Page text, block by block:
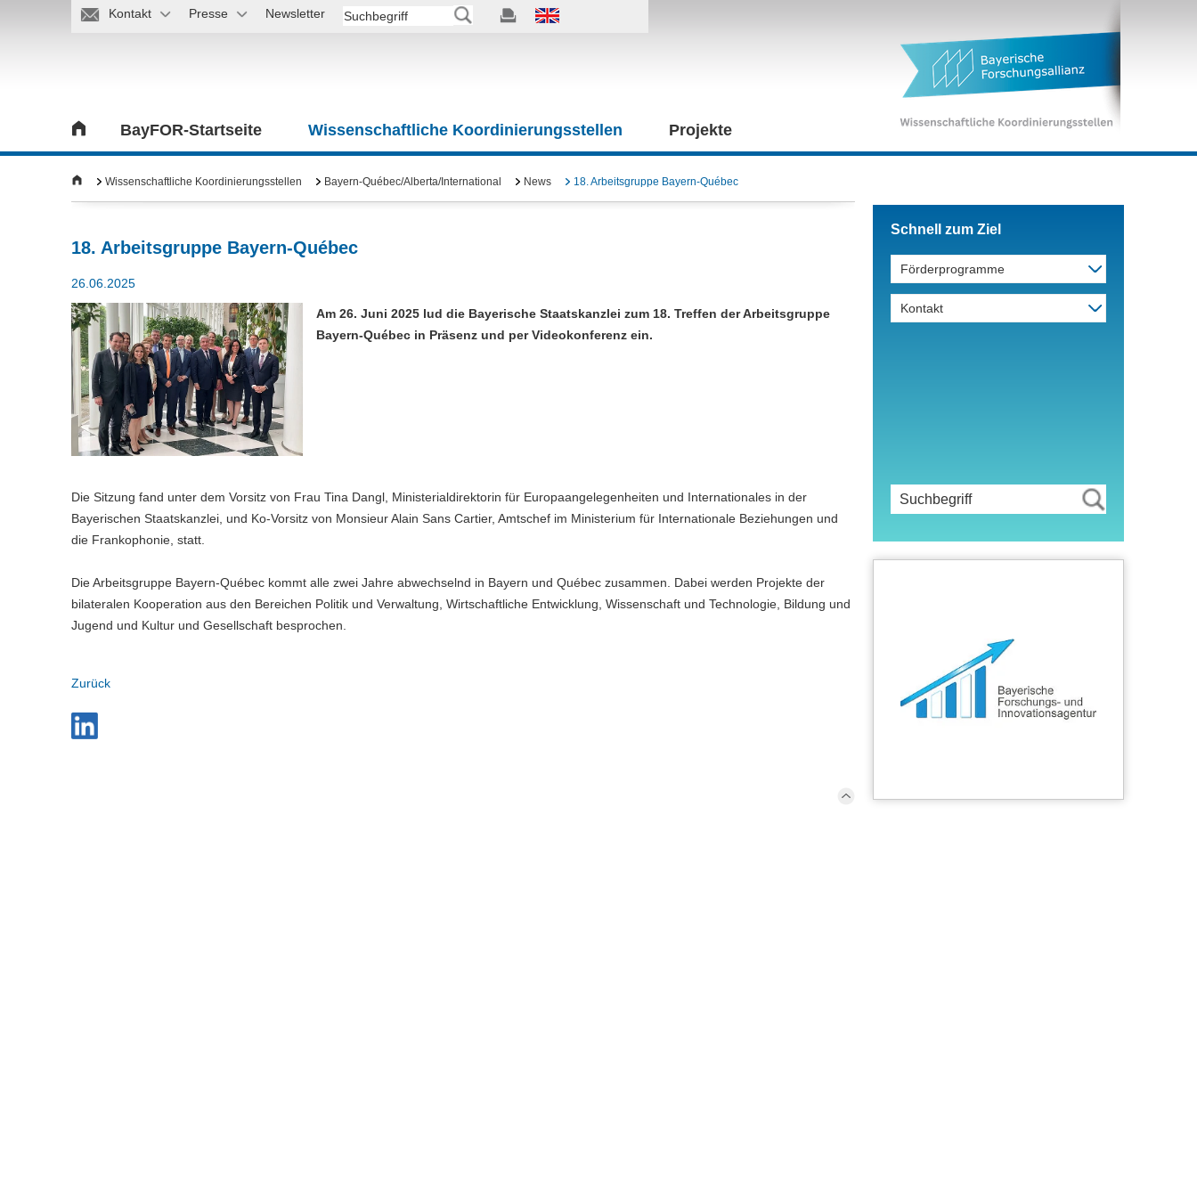
Kontakt Presse Newsletter
BayFOR-Startseite Wissenschaftliche Koordinierungsstellen Projekte
Wissenschaftliche Koordinierungsstellen Bayern-Québec/Alberta/International News 18. Arbeitsgruppe Bayern-Québec
18. Arbeitsgruppe Bayern-Québec
26.06.2025
Am 26. Juni 2025 lud die Bayerische Staatskanzlei zum 18. Treffen der Arbeitsgruppe
Bayern-Québec in Präsenz und per Videokonferenz ein.
Die Sitzung fand unter dem Vorsitz von Frau Tina Dangl, Ministerialdirektorin für Europaangelegenheiten und Internationales in der
Bayerischen Staatskanzlei, und Ko-Vorsitz von Monsieur Alain Sans Cartier, Amtschef im Ministerium für Internationale Beziehungen und
die Frankophonie, statt.
Die Arbeitsgruppe Bayern-Québec kommt alle zwei Jahre abwechselnd in Bayern und Québec zusammen. Dabei werden Projekte der
bilateralen Kooperation aus den Bereichen Politik und Verwaltung, Wirtschaftliche Entwicklung, Wissenschaft und Technologie, Bildung und
Jugend und Kultur und Gesellschaft besprochen.
Zurück
Schnell zum Ziel
Förderprogramme
Kontakt